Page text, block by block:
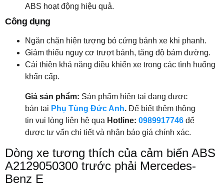
ABS hoạt động hiệu quả.
Công dụng
Ngăn chặn hiện tượng bó cứng bánh xe khi phanh.
Giảm thiểu nguy cơ trượt bánh, tăng độ bám đường.
Cải thiện khả năng điều khiển xe trong các tình huống
khẩn cấp.
Giá sản phẩm: Sản phẩm hiện tại đang được
bán tại Phụ Tùng Đức Anh. Để biết thêm thông
tin vui lòng liên hệ qua Hotline: 0989917746 để
được tư vấn chi tiết và nhận báo giá chính xác.
Dòng xe tương thích của cảm biến ABS
A2129050300 trước phải Mercedes-
Benz E